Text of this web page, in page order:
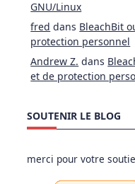
GNU/Linux
fred dans BleachBit
protection personnel
Andrew Z. dans
et de protection
SOUTENIR LE BLOG
merci pour votre